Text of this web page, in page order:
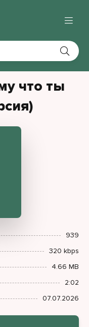
что ты
939
320 kbps
4.66 MB
2:02
07.07.2026